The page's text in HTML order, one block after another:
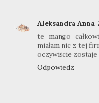
Aleksandra Anna
te mango
miałam nic z tej
oczywiście zostaje
Odpowiedz